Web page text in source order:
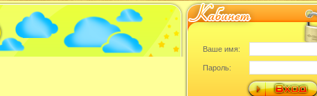
Ваше имя:
Пароль: